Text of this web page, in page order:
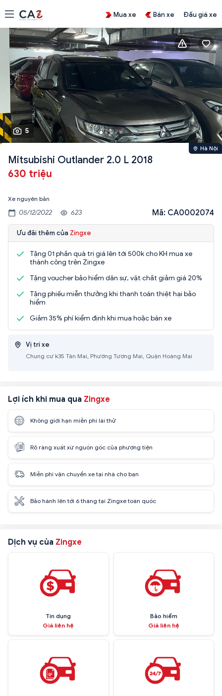
Mua xe Bán xe Đấu giá xe
5
Hà Nội
Mitsubishi Outlander 2.0 L 2018
630 triệu
Xe nguyên bản
05/12/2022 623 Mã: CA0002074
Ưu đãi thêm của Zingxe
Tặng 01 phần quà trị giá lên tới 500k cho KH mua xe
thành công trên Zingxe
Tặng voucher bảo hiểm dân sự, vật chất giảm giá 20%
Tặng phiếu miễn thưởng khi thanh toán thiệt hại bảo
hiểm
Giảm 35% phí kiểm định khi mua hoặc bán xe
Vị trí xe
Chung cư k35 Tân Mai, Phường Tương Mai, Quận Hoàng Mai
Lợi ích khi mua qua Zingxe
Không giới hạn miễn phí lái thử
Rõ ràng xuất xứ nguồn gốc của phương tiện
Miễn phí vận chuyển xe tại nhà cho bạn
Bảo hành lên tới 6 tháng tại Zingxe toàn quốc
Dịch vụ của Zingxe
Tín dụng
Giá liên hệ
Bảo hiểm
Giá liên hệ